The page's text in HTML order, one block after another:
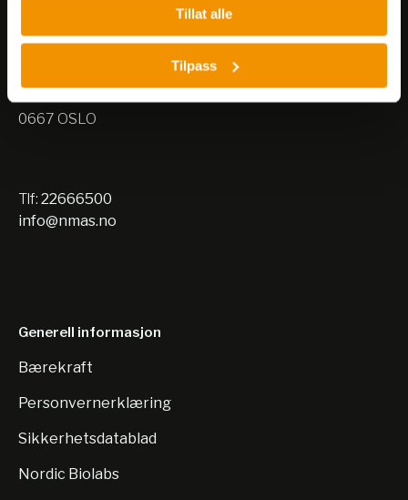
Tillat alle
Tilpass
Nils Hansens vei 8
0667 OSLO
Tlf: 22666500
info@nmas.no
Generell informasjon
Bærekraft
Personvernerklæring
Sikkerhetsdatablad
Nordic Biolabs